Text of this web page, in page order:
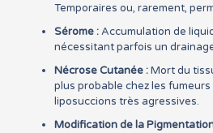
Temporaires ou, rarement,
Sérome :Accumulation de
nécessitant parfois un
Nécrose Cutanée :Mort du
plus probable chez les
liposuccions très agressives.
Modification de la